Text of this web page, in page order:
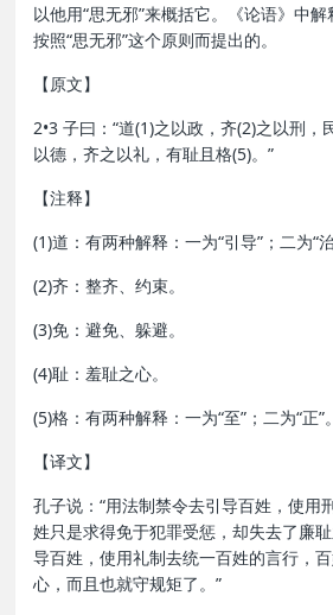
以他用“思无邪”来概括它。《论语》中
按照“思无邪”这个原则而提出的。
【原文】
2•3 子曰：“道(1)之以政，齐(2)之以刑，
以德，齐之以礼，有耻且格(5)。”
【注释】
(1)道：有两种解释：一为“引导”；二为“
(2)齐：整齐、约束。
(3)免：避免、躲避。
(4)耻：羞耻之心。
(5)格：有两种解释：一为“至”；二为“正”。
【译文】
孔子说：“用法制禁令去引导百姓，使用
姓只是求得免于犯罪受惩，却失去了廉
导百姓，使用礼制去统一百姓的言行，
心，而且也就守规矩了。”